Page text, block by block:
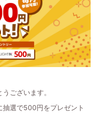
ございます。
選で500円をプレゼント